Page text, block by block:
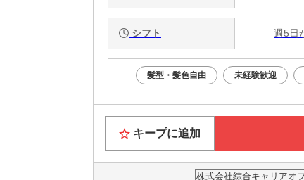
シフト 週5日
髪型・髪色自由 未経験歓迎
キープに追加
株式会社綜合キャリアオ